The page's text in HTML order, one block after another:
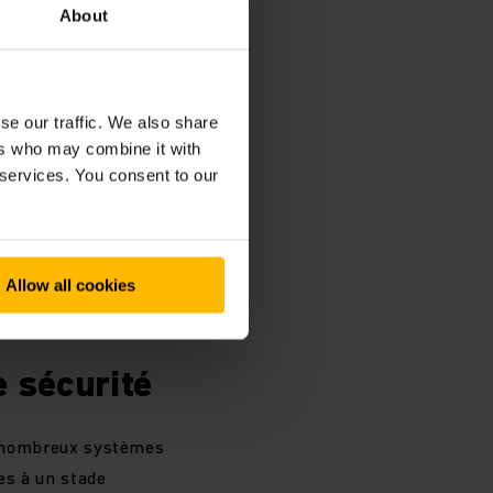
About
our traffic. We also share
who may combine it with
You consent to our
Allow all cookies
construisons
entraînements
en version diesel
hauteur maximale
réaliserez
idéaux pour
de commandes,
sécurité
systèmes
à un stade